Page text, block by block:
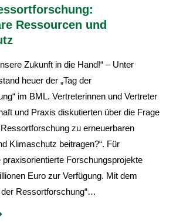
Ressourcen und
Zukunft in die Hand!“ – Unter
heuer der „Tag der
im BML. Vertreterinnen und Vertreter
und Praxis diskutierten über die Frage
zu erneuerbaren
Klimaschutz beitragen?“. Für
praxisorientierte Forschungsprojekte
Euro zur Verfügung. Mit dem
der Ressortforschung“…